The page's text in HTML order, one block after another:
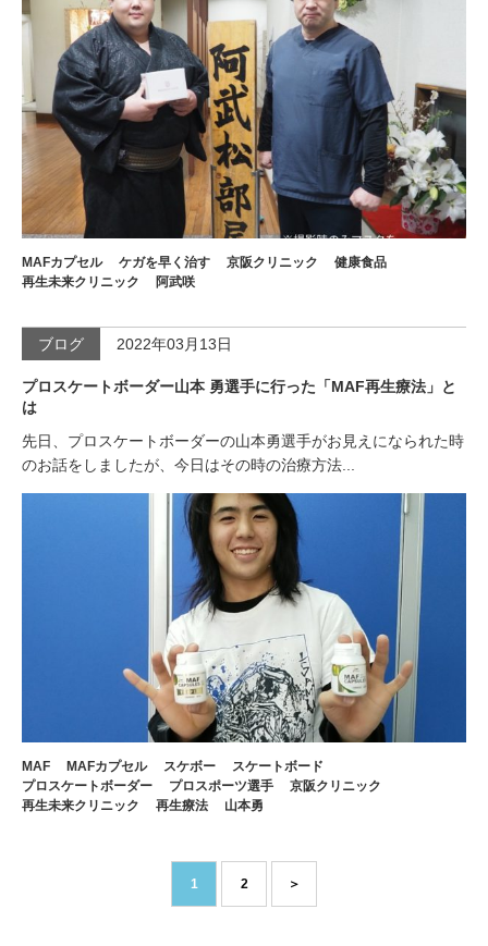
MAFカプセル ケガを早く治す 京阪クリニック
健康食品
再生未来クリニック
阿武咲
ブログ 2022年03月13日
プロスケートボーダー山本 勇選手に行った「MAF再生療法」と
は
先日、プロスケートボーダーの山本勇選手がお見えになられた時
のお話をしましたが、今日はその時の治療方法...
MAF MAFカプセル スケボー
スケートボード
プロスケートボーダー
プロスポーツ選手
京阪クリニック
再生未来クリニック
再生療法 山本勇
1 2 ＞